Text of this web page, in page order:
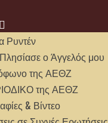
Ρυντέν
ο Άγγελός μου
της ΑΕΘΖ
της ΑΕΘΖ
& Βίντεο